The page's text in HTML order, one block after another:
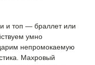
и топ — браллет или
умно
непромокаемую
Махровый